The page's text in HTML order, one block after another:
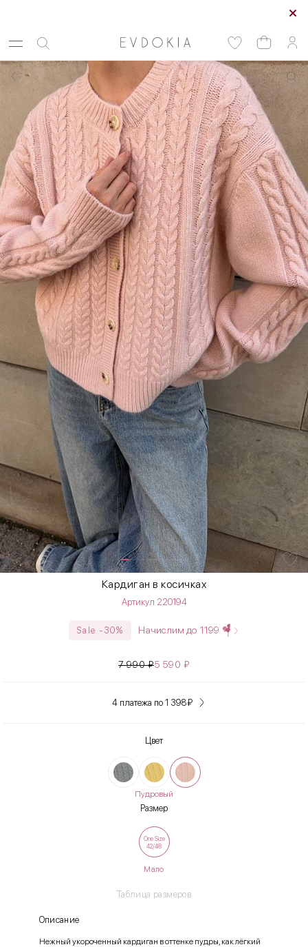
Кардиган в косичках
Артикул 220194
Sale -30% Начислим до 1199
7 990₽5 590₽
4 платежа по 1 398₽
Цвет
Пудровый
Размер
Таблица размеров
One Size
42/48
Мало
Описание
Нежный укороченный кардиган в оттенке пудры, как лёгкий